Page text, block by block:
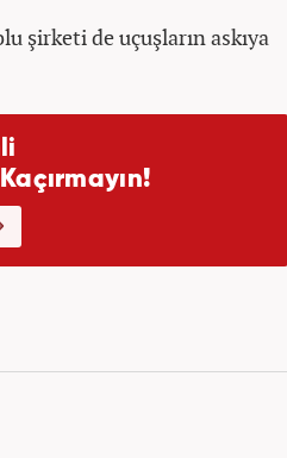
şirketi de uçuşların askıya